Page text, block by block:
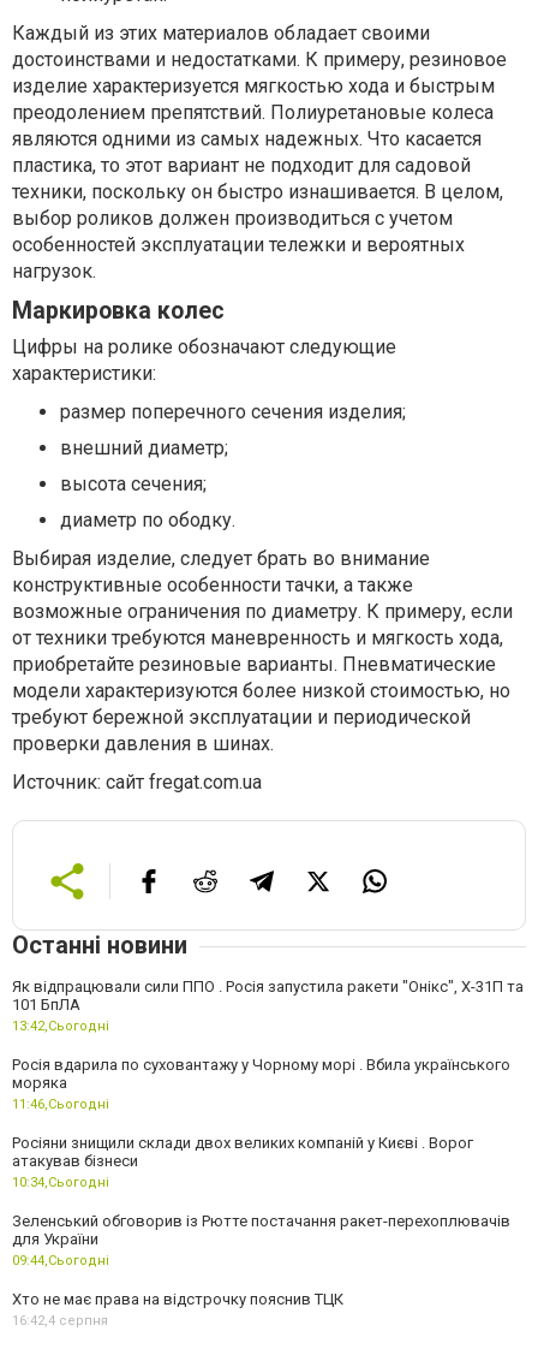
Каждый из этих материалов обладает своими
достоинствами и недостатками. К примеру, резиновое
изделие характеризуется мягкостью хода и быстрым
преодолением препятствий. Полиуретановые колеса
являются одними из самых надежных. Что касается
пластика, то этот вариант не подходит для садовой
техники, поскольку он быстро изнашивается. В целом,
выбор роликов должен производиться с учетом
особенностей эксплуатации тележки и вероятных
нагрузок.
Маркировка колес
Цифры на ролике обозначают следующие
характеристики:
размер поперечного сечения изделия;
внешний диаметр;
высота сечения;
диаметр по ободку.
Выбирая изделие, следует брать во внимание
конструктивные особенности тачки, а также
возможные ограничения по диаметру. К примеру, если
от техники требуются маневренность и мягкость хода,
приобретайте резиновые варианты. Пневматические
модели характеризуются более низкой стоимостью, но
требуют бережной эксплуатации и периодической
проверки давления в шинах.
Источник: сайт fregat.com.ua
Останні новини
Як відпрацювали сили ППО . Росія запустила ракети "Онікс", Х-31П та
101 БпЛА
13:42,Сьогодні
Росія вдарила по суховантажу у Чорному морі . Вбила українського
моряка
11:46,Сьогодні
Росіяни знищили склади двох великих компаній у Києві . Ворог
атакував бізнеси
10:34,Сьогодні
Зеленський обговорив із Рютте постачання ракет-перехоплювачів
для України
09:44,Сьогодні
Хто не має права на відстрочку пояснив ТЦК
16:42,4 серпня